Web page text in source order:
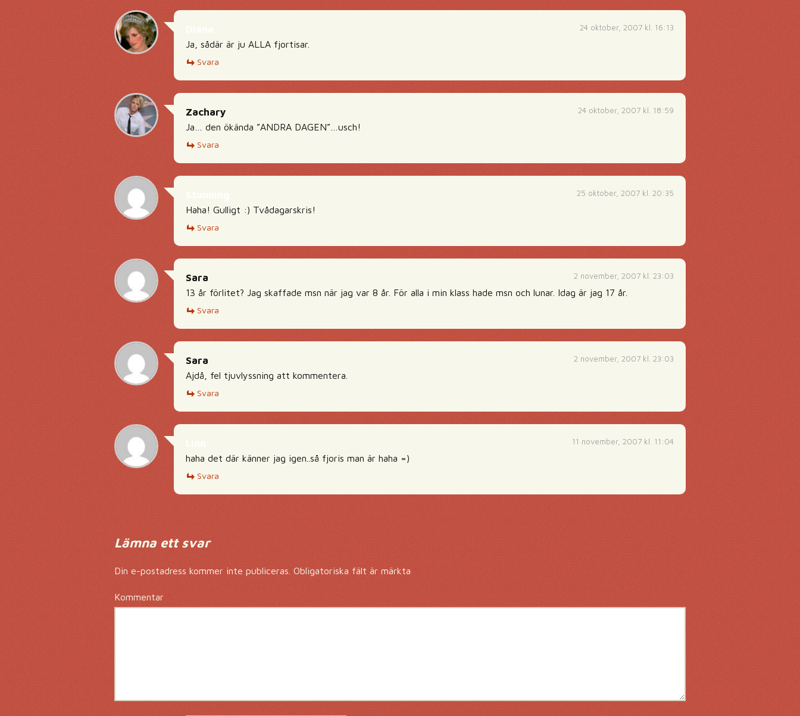
24 oktober, 2007 kl. 16:13
Ja, sådär är ju ALLA fjortisar.
Svara
24 oktober, 2007 kl. 18:59
Zachary
Ja… den ökända ”ANDRA DAGEN”…usch!
Svara
25 oktober, 2007 kl. 20:35
Haha! Gulligt :) Tvådagarskris!
Svara
2 november, 2007 kl. 23:03
Sara
13 år förlitet? Jag skaffade msn när jag var 8 år. För alla i min klass hade msn och lunar. Idag är jag 17 år.
Svara
2 november, 2007 kl. 23:03
Sara
Ajdå, fel tjuvlyssning att kommentera.
Svara
11 november, 2007 kl. 11:04
haha det där känner jag igen..så fjoris man är haha =)
Svara
Lämna ett svar
Din e-postadress kommer inte publiceras. Obligatoriska fält är märkta*
Kommentar*